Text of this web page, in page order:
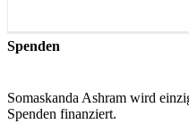
Spenden
Somaskanda Ashram wird
Spenden finanziert.